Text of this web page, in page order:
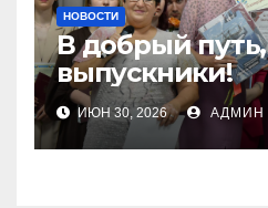
НОВОСТИ
В добрый путь,
выпускники!
ИЮН 30, 2026 АДМИН